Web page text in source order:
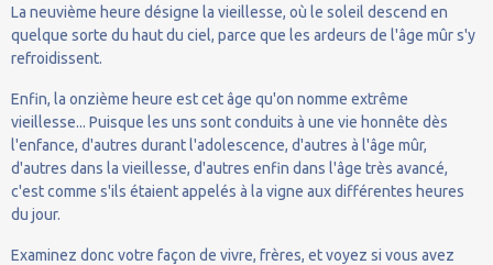
La neuvième heure désigne la vieillesse, où le soleil descend en
quelque sorte du haut du ciel, parce que les ardeurs de l'âge mûr s'y
refroidissent.
Enfin, la onzième heure est cet âge qu'on nomme extrême
vieillesse... Puisque les uns sont conduits à une vie honnête dès
l'enfance, d'autres durant l'adolescence, d'autres à l'âge mûr,
d'autres dans la vieillesse, d'autres enfin dans l'âge très avancé,
c'est comme s'ils étaient appelés à la vigne aux différentes heures
du jour.
Examinez donc votre façon de vivre, frères, et voyez si vous avez